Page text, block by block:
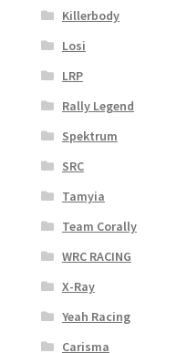
Killerbody
Losi
LRP
Rally Legend
Spektrum
SRC
Tamyia
Team Corally
WRC RACING
X-Ray
Yeah Racing
Carisma